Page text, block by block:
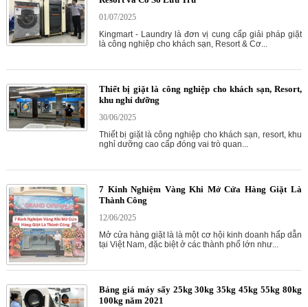
01/07/2025
Kingmart - Laundry là đơn vị cung cấp giải pháp giặt
là công nghiệp cho khách sạn, Resort & Cơ...
Thiết bị giặt là công nghiệp cho khách sạn, Resort,
khu nghỉ dưỡng
30/06/2025
Thiết bị giặt là công nghiệp cho khách sạn, resort, khu
nghỉ dưỡng cao cấp đóng vai trò quan...
7 Kinh Nghiệm Vàng Khi Mở Cửa Hàng Giặt Là
Thành Công
12/06/2025
Mở cửa hàng giặt là là một cơ hội kinh doanh hấp dẫn
tại Việt Nam, đặc biệt ở các thành phố lớn như...
Bảng giá máy sấy 25kg 30kg 35kg 45kg 55kg 80kg
100kg năm 2021